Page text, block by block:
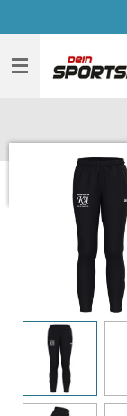
Hauptinhalt
springen